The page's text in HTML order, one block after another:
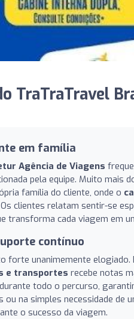
TraTraTravel
em família
Agência de Viagens
pela equipe. Muito mais
família do cliente, onde o
clientes relatam sentir-se
transforma cada viagem em
contínuo
forte unanimemente
e transportes recebe notas
todo o percurso,
na simples necessidade de
o sucesso da viagem.